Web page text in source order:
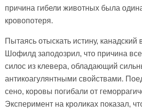
причина гибели животных была
кровопотеря.
Пытаясь отыскать истину, канадский
Шофилд заподозрил, что причина
силос из клевера, обладающий
антикоагулянтными свойствами.
сено, коровы погибали от
Эксперимент на кроликах показал,